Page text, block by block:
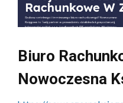
Biuro
Nowoczesna